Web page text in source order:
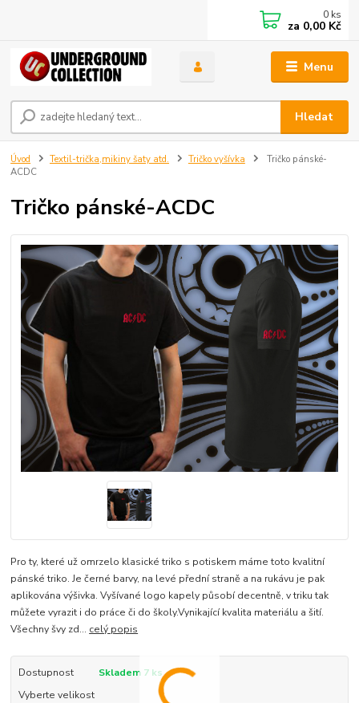
Menu
Hledat
0 ks
za 0,00 Kč
Úvod Textil-trička,mikiny šaty atd. Tričko vyšívka
Tričko pánské-
ACDC
Tričko pánské-ACDC
Pro ty, které už omrzelo klasické triko s potiskem máme toto kvalitní
pánské triko. Je černé barvy, na levé přední straně a na rukávu je pak
aplikována výšivka. Vyšívané logo kapely působí decentně, v triku tak
můžete vyrazit i do práce či do školy.Vynikající kvalita materiálu a šití.
Všechny švy zd... celý popis
Dostupnost
Skladem 7 ks
Vyberte velikost